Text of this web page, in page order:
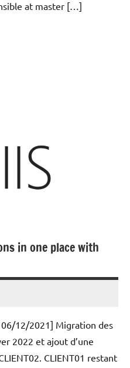
at master […]
in one place with
12/2021] Migration des
2022 et ajout d’une
CLIENT01 restant